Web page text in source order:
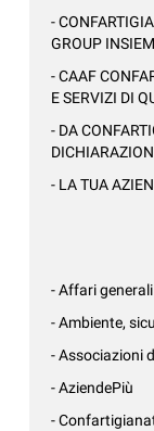
-
GROUP
- CAAF
E SERVIZI DI
- DA
- LA TUA
- Affari
- Ambiente,
- Associazioni
- AziendePiù
-